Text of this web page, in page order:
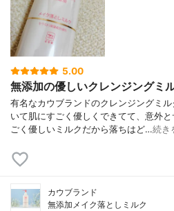
5.00
無添加の優しいクレンジングミ
有名なカウブランドのクレンジングミ
いて肌にすごく優しくできてて、意外
ごく優しいミルクだから落ちはど…続き
カウブランド
無添加メイク落としミルク